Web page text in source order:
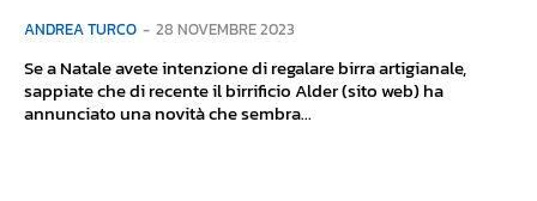
ANDREA TURCO - 28 NOVEMBRE 2023
Se a Natale avete intenzione di regalare birra artigianale,
sappiate che di recente il birrificio Alder (sito web) ha
annunciato una novità che sembra...